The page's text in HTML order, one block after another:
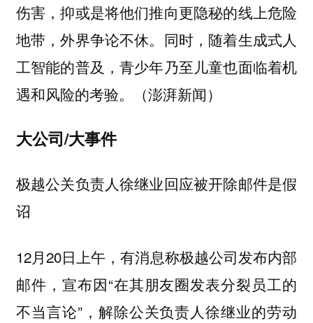
伤害，抑或是将他们推向更隐秘的线上危险
地带，外界争论不休。同时，随着生成式人
工智能的普及，青少年乃至儿童也面临着机
遇和风险的考验。（澎湃新闻）
大公司/大事件
极越公关负责人徐继业回应被开除邮件是假
诏
12月20日上午，有消息称极越公司发布内部
邮件，宣布因“在其朋友圈发表分裂员工的
不当言论”，解除公关负责人徐继业的劳动